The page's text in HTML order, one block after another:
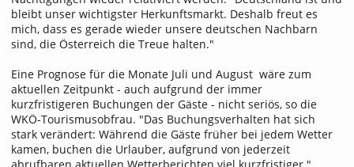
bleibt unser wichtigster Herkunftsmarkt. Deshalb freut es
mich, dass es gerade wieder unsere deutschen Nachbarn
sind, die Österreich die Treue halten."
Eine Prognose für die Monate Juli und August wäre zum
aktuellen Zeitpunkt - auch aufgrund der immer
kurzfristigeren Buchungen der Gäste - nicht seriös, so die
WKÖ-Tourismusobfrau. "Das Buchungsverhalten hat sich
stark verändert: Während die Gäste früher bei jedem Wetter
kamen, buchen die Urlauber, aufgrund von jederzeit
abrufbaren aktuellen Wetterberichten viel kurzfristiger."